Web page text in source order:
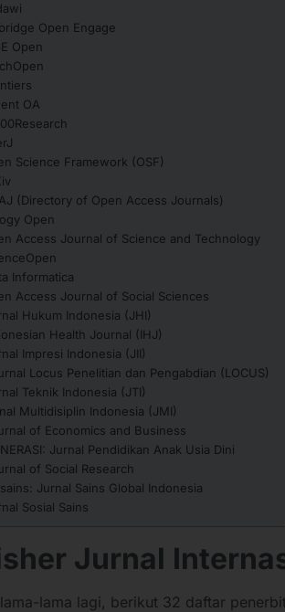
Open Engage
Open
OA
Science Framework (OSF)
(Directory of Open Access Journals)
Open
Access Journal of Science and Technology
Informatica
Access Journal of Social Sciences
Hukum Indonesia (JHI)
Health Journal (IHJ)
Impresi Indonesia (JII)
Locus Penelitian dan Pengabdian (LOCUS)
Teknik Indonesia (JTI)
Multidisiplin Indonesia (JMI)
of Economics and Business
Jurnal Pendidikan Anak Usia Dini
of Social Research
Jurnal Sains Global Indonesia
Sosial Sains
Jurnal
lama lagi, berikut 32 daftar